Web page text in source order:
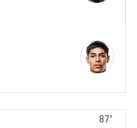
87'